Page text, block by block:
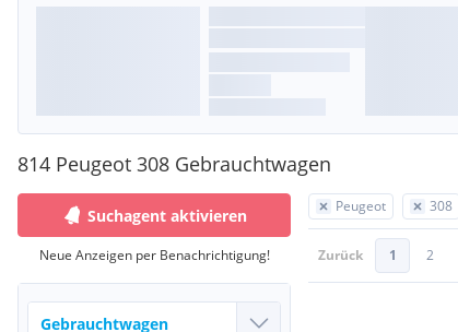
814 Peugeot 308 Gebrauchtwagen
Peugeot 308
Zurück 1 2
Suchagent aktivieren
Neue Anzeigen per Benachrichtigung!